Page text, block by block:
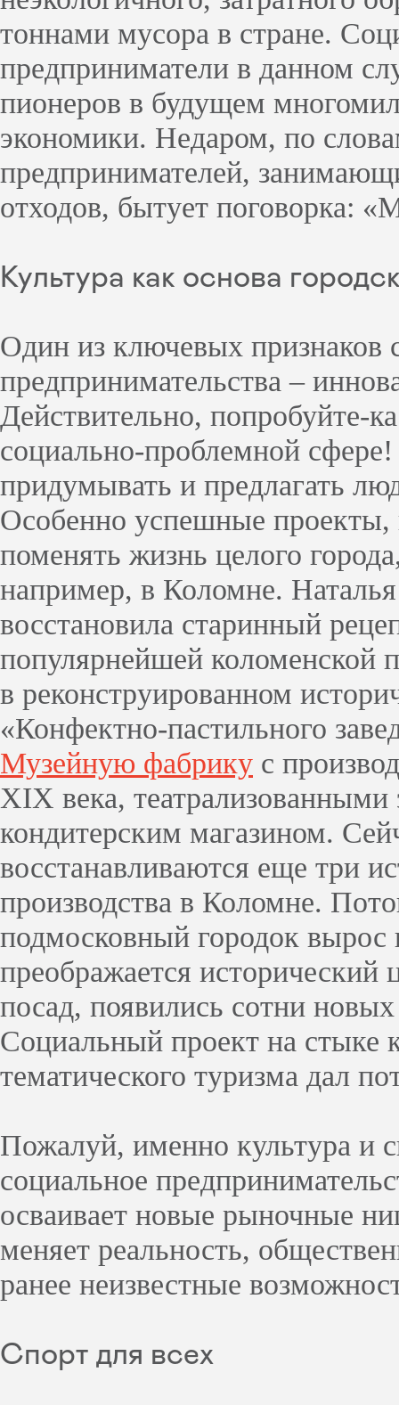
тоннами мусора в стране.
предприниматели в данном
пионеров в будущем
экономики. Недаром, по
предпринимателей,
отходов, бытует поговорка:
Культура как основа
Один из ключевых признаков
предпринимательства –
Действительно, попробуйте-
социально-проблемной
придумывать и предлагать
Особенно успешные
поменять жизнь целого
например, в Коломне.
восстановила старинный
популярнейшей коломенской
в реконструированном
«Конфектно-пастильного
Музейную фабрику с
XIX века, театрализованными
кондитерским магазином.
восстанавливаются еще три
производства в Коломне.
подмосковный городок вырос
преображается исторический
посад, появились сотни
Социальный проект на стыке
тематического туризма дал
Пожалуй, именно культура и
социальное
осваивает новые рыночные
меняет реальность,
ранее неизвестные
Спорт для всех